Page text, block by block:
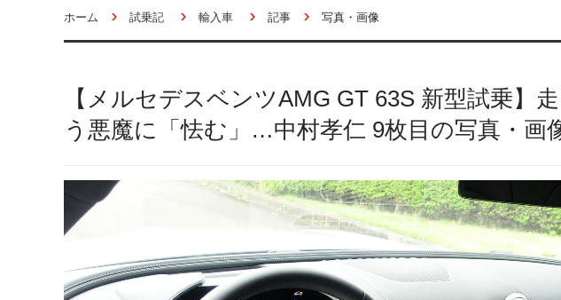
ホーム 試乗記 輸入車 記事 写真・画像
【メルセデスベンツAMG GT 63S 新型試乗】
う悪魔に「怯む」…中村孝仁 9枚目の写真・画